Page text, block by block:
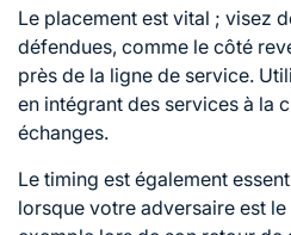
Le placement est vital ; visez
défendues, comme le côté
près de la ligne de service.
en intégrant des services à la
échanges.
Le timing est également
lorsque votre adversaire est